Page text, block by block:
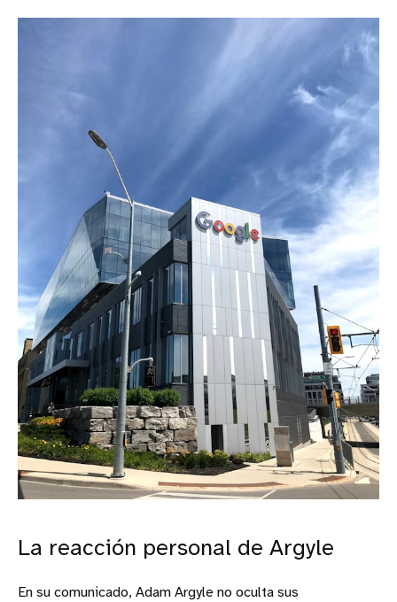
La reacción personal de Argyle
En su comunicado, Adam Argyle no oculta sus